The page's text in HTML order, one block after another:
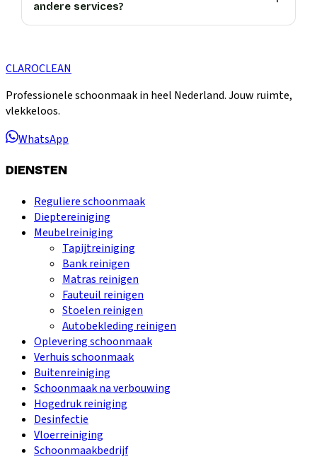
andere services?
CLAROCLEAN
Professionele schoonmaak in heel Nederland. Jouw ruimte,
vlekkeloos.
WhatsApp
DIENSTEN
Reguliere schoonmaak
Dieptereiniging
Meubelreiniging
Tapijtreiniging
Bank reinigen
Matras reinigen
Fauteuil reinigen
Stoelen reinigen
Autobekleding reinigen
Oplevering schoonmaak
Verhuis schoonmaak
Buitenreiniging
Schoonmaak na verbouwing
Hogedruk reiniging
Desinfectie
Vloerreiniging
Schoonmaakbedrijf